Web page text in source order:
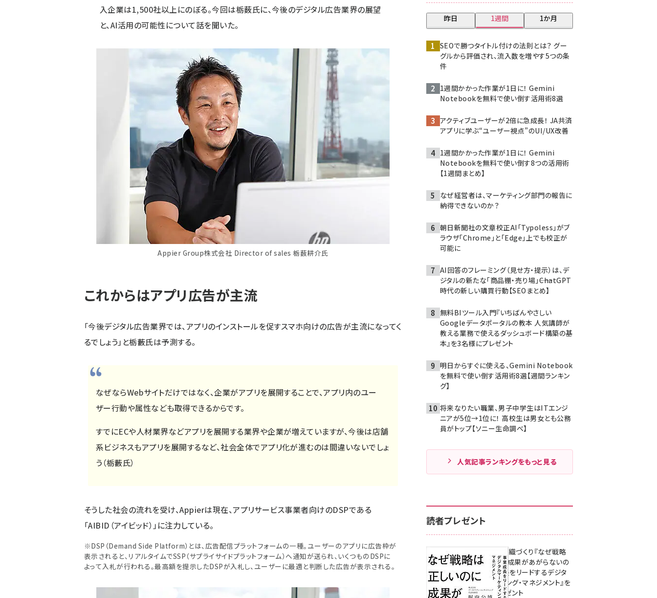
入企業は1,500社以上にのぼる。今回は栃薮氏に、今後のデジタル広告業界の展望
と、AI活用の可能性について話を聞いた。
Appier Group株式会社 Director of sales 栃薮耕介氏
これからはアプリ広告が主流
「今後デジタル広告業界では、アプリのインストールを促すスマホ向けの広告が主流になってく
るでしょう」と栃藪氏は予測する。
なぜならWebサイトだけではなく、企業がアプリを展開することで、アプリ内のユー
ザー行動や属性なども取得できるからです。
すでにECや人材業界などアプリを展開する業界や企業が増えていますが、今後は店舗
系ビジネスもアプリを展開するなど、社会全体でアプリ化が進むのは間違いないでしょ
う（栃藪氏）
そうした社会の流れを受け、Appierは現在、アプリサービス事業者向けのDSPである
「AIBID （アイビッド）」に注力している。
※DSP（Demand Side Platform）とは、広告配信プラットフォームの一種。ユーザーのアプリに広告枠が
表示されると、リアルタイムでSSP（サプライサイドプラットフォーム）へ通知が送られ、いくつものDSPに
よって入札が行われる。最高額を提示したDSPが入札し、ユーザーに最適と判断した広告が表示される。
昨日 1週間 1か月
SEOで勝つタイトル付けの法則とは？ グー
グルから評価され、流入数を増やす5つの条
件
1週間かかった作業が1日に！ Gemini
Notebookを無料で使い倒す活用術8選
アクティブユーザーが2倍に急成長！ JA共済
アプリに学ぶ“ユーザー視点”のUI/UX改善
1週間かかった作業が1日に！ Gemini
Notebookを無料で使い倒す8つの活用術
【1週間まとめ】
なぜ経営者は、マーケティング部門の報告に
納得できないのか？
朝日新聞社の文章校正AI「Typoless」がブ
ラウザ「Chrome」と「Edge」上でも校正が
可能に
AI回答のフレーミング（見せ方・提示）は、デ
ジタルの新たな「商品棚・売り場」――ChatGPT
時代の新しい購買行動【SEOまとめ】
無料BIツール入門『いちばんやさしい
Googleデータポータルの教本 人気講師が
教える業務で使えるダッシュボード構築の基
本』を3名様にプレゼント
明日からすぐに使える、Gemini Notebook
を無料で使い倒す活用術8選【週間ランキン
グ】
将来なりたい職業、男子中学生はITエンジ
ニアが5位→1位に！ 高校生は男女とも公務
員がトップ【ソニー生命調べ】
人気記事ランキングをもっと見る
読者プレゼント
成果を生む組織づくり『なぜ戦略
は正しいのに成果があがらないの
か？ 事業成長をリードするデジタ
ルマーケティング・マネジメント』を
3名様にプレゼント